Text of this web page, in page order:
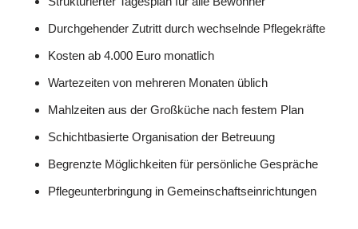
Durchgehender Zutritt durch wechselnde Pflegekräfte
Kosten ab 4.000 Euro monatlich
Wartezeiten von mehreren Monaten üblich
Mahlzeiten aus der Großküche nach festem Plan
Schichtbasierte Organisation der Betreuung
Begrenzte Möglichkeiten für persönliche Gespräche
Pflegeunterbringung in Gemeinschaftseinrichtungen